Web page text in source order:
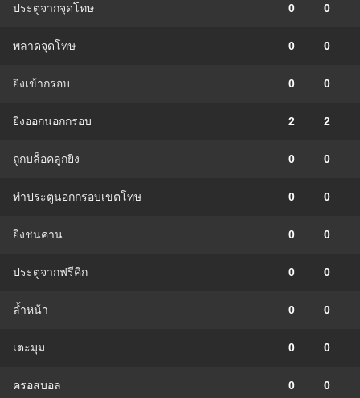
ประตูจากจุดโทษ 0 0
พลาดจุดโทษ 0 0
ยิงเข้ากรอบ 0 0
ยิงออกนอกกรอบ 2 2
ถูกบล็อคลูกยิง 0 0
ทำประตูนอกกรอบเขตโทษ 0 0
ยิงชนคาน 0 0
ประตูจากฟรีคิก 0 0
ล้ำหน้า 0 0
เตะมุม 0 0
ครอสบอล 0 0